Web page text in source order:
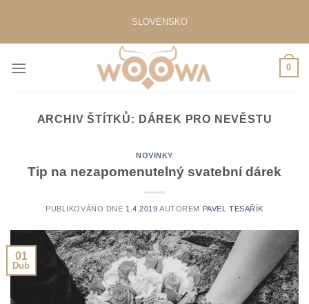
obsah
SLOVENSKO
0
ARCHIV ŠTÍTKŮ: DÁREK PRO NEVĚSTU
NOVINKY
Tip na nezapomenutelný svatební dárek
PUBLIKOVÁNO DNE 1.4.2019 AUTOREM PAVEL TESAŘÍK
01
Dub